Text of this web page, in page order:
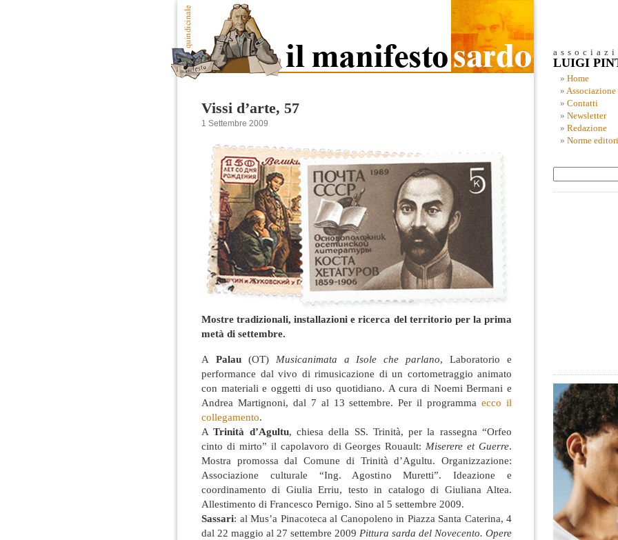
Vissi d’arte, 57
1 Settembre 2009
Mostre tradizionali, installazioni e ricerca del territorio per la prima
metà di settembre.
A Palau(OT) Musicanimata a Isole che parlano, Laboratorio e
performance dal vivo di rimusicazione di un cortometraggio animato
con materiali e oggetti di uso quotidiano. A cura di Noemi Bermani e
Andrea Martignoni, dal 7 al 13 settembre. Per il programmaecco il
collegamento.
ATrinità d’Agultu, chiesa della SS. Trinità, per la rassegna “Orfeo
cinto di mirto” il capolavoro di Georges Rouault: Miserere et Guerre.
Mostra promossa dal Comune di Trinità d’Agultu. Organizzazione:
Associazione culturale “Ing. Agostino Muretti”. Ideazione e
coordinamento di Giulia Erriu, testo in catalogo di Giuliana Altea.
Allestimento di Francesco Pernigo. Sino al 5 settembre 2009.
Sassari: al Mus’a Pinacoteca al Canopoleno in Piazza Santa Caterina, 4
dal 22 maggio al 27 settembre 2009 Pittura sarda del Novecento. Opere
LUIGI
Home
Associazione
Contatti
Newsletter
Redazione
Norme